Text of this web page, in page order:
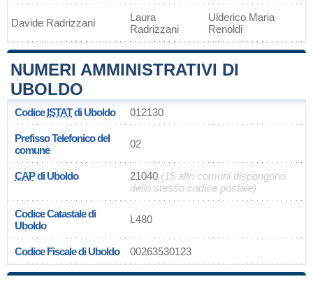
Davide Radrizzani
Laura
Radrizzani
Ulderico Maria
Renoldi
NUMERI AMMINISTRATIVI DI
UBOLDO
CodiceISTATdi Uboldo 012130
Prefisso Telefonico del
comune
02
CAPdi Uboldo 21040 (15 altri comuni dispongono
dello stesso codice postale)
Codice Catastale di
Uboldo
L480
Codice Fiscale di Uboldo 00263530123